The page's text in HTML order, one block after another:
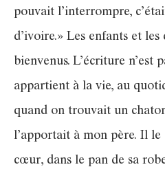
pouvait l’interrompre,
d’ivoire.» Les enfants et les
bienvenus. L’écriture n’est
appartient à la vie, au
quand on trouvait un
l’apportait à mon père. Il le
cœur, dans le pan de sa